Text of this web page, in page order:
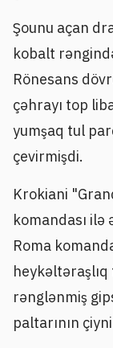
Şounu açan
kobalt
Rönesans
çəhrayı top
yumşaq tul
çevirmişdi.
Krokiani
komandası ilə
Roma
rənglənmiş
paltarının